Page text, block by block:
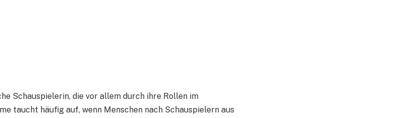
Schauspielerin, die vor allem durch ihre Rollen im
taucht häufig auf, wenn Menschen nach Schauspielern aus